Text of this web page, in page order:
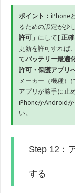
ポイント：iPhone
るための設定が少
許可」 にして[ 正
更新を許可すれば
てバッテリー最適
許可・保護アプリ
メーカー（機種）
アプリが勝手に止
iPhoneかAndroid
い。
Step 12：
する